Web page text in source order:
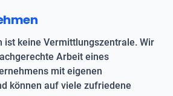
ist keine Vermittlungszentrale. Wir
Arbeit eines
mit eigenen
können auf viele zufriedene